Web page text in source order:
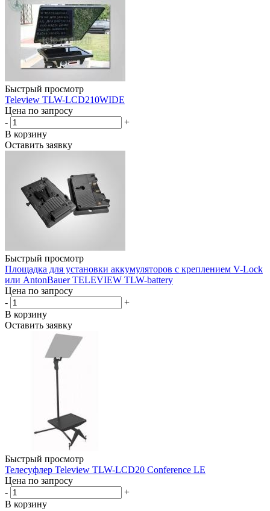
Быстрый просмотр
Teleview TLW-LCD210WIDE
Цена по запросу
-
+
В корзину
Оставить заявку
Быстрый просмотр
Площадка для установки аккумуляторов с креплением V-Lock
или AntonBauer TELEVIEW TLW-battery
Цена по запросу
-
+
В корзину
Оставить заявку
Быстрый просмотр
Телесуфлер Teleview TLW-LCD20 Conference LE
Цена по запросу
-
+
В корзину